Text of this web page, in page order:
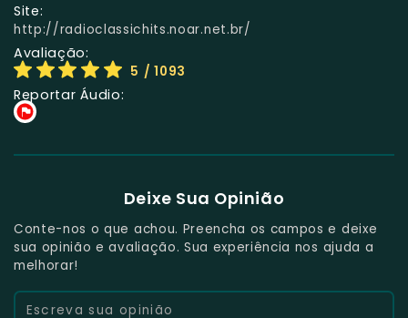
Site:
http://radioclassichits.noar.net.br/
Avaliação:
5 / 1093
Reportar Áudio:
Deixe Sua Opinião
Conte-nos o que achou. Preencha os campos e deixe
sua opinião e avaliação. Sua experiência nos ajuda a
melhorar!